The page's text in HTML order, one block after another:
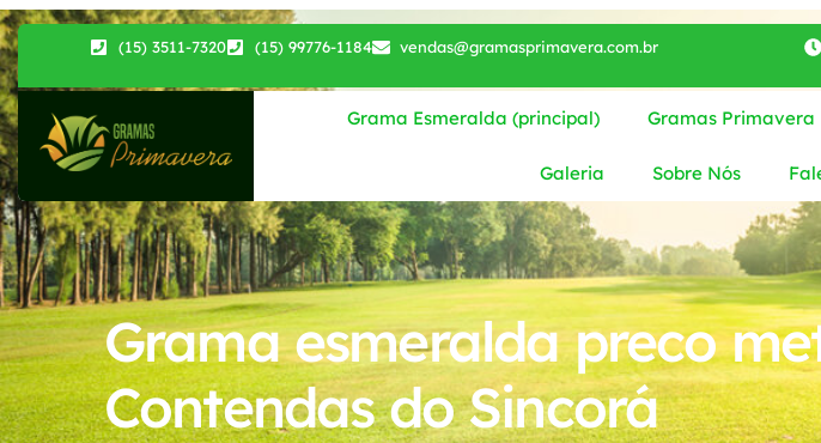
(15) 3511-7320 (15) 99776-1184 vendas@gramasprimavera.com.br
Grama Esmeralda (principal) Gramas Primavera
Galeria Sobre Nós
Grama esmeralda preco
Contendas do Sincorá